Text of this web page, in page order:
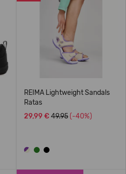
REIMA Lightweight Sandals
Ratas
29,99 € 49.95 (-40%)